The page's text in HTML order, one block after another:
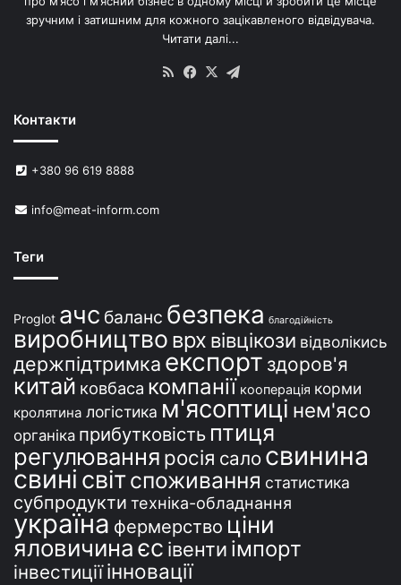
е
й
У
р
ї
зручним і затишним для кожного зацікавленого відвідувача.
Читати далі...
RSS Facebook
X
Контакти
+380 96 619 8888
info@meat-inform.com
Теги
Proglot ачс баланс безпека благодійність
виробництво врх вівцікози відволікись
держпідтримка експорт здоров'я
китай ковбаса компанії кооперація корми
кролятина логістика м'ясоптиці нем'ясо
органіка прибутковість птиця
регулювання росія сало свинина
свині світспоживання статистика
субпродукти техніка-обладнання
україна фермерство ціни
яловичинаєс івенти імпорт
інвестиції інновації